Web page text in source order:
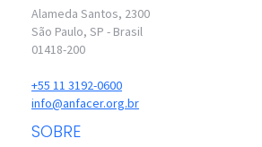
Alameda Santos, 2300
São Paulo, SP - Brasil
01418-200
+55 11 3192-0600
info@anfacer.org.br
SOBRE